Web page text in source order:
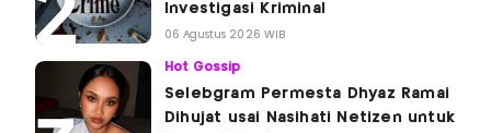
Investigasi Kriminal
06 Agustus 2026 WIB
Hot Gossip
Selebgram Permesta Dhyaz Ramai
Dihujat usai Nasihati Netizen untuk